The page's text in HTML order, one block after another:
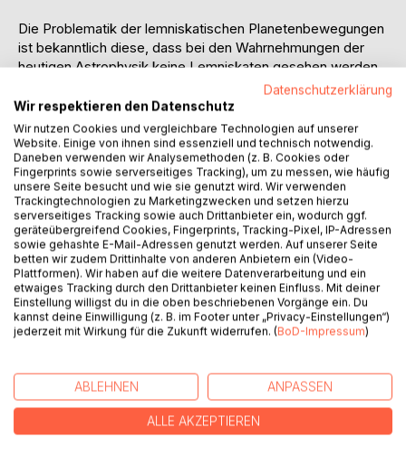
Die Problematik der lemniskatischen Planetenbewegungen
ist bekanntlich diese, dass bei den Wahrnehmungen der
heutigen Astrophysik keine Lemniskaten gesehen werden.
In diesem Buch wird ein neuer Erkenntnisschritt dargestellt,
der über die bisherigen Veröffentlichungen zu diesem
Thema hinaus geht. Hier wird gezeigt, dass diejenige
Bahnen, die die heutige Astrophysik wahrnimmt, sich
grundsätzlich auch ergeben können, wenn die Sonne und
die Erde sich in lemniskatischen Formen bewegen. Es
besteht somit bei der jährlichen Bewegung der Sonne und
der Erde kein Widerspruch zwischen den Aussagen Rudolf
Steiners zur Astronomie und den Wahrnehmungen der
heutigen Astrophysik.
Es ist für den heutigen Menschen heilend, sich die Welt und
die Weltentstehung konkret so vorstellen zu können, dass
Formen, wie die der drehenden Lemniskaten, haben.
Namentlich für den jungen Menschen, für den Unterricht in
der Schule, kann dies eine Hilfe sein, die Anthroposophie
mit den heute bekannten naturwissenschaftlichen
Datenschutzerklärung
Wir respektieren den Datenschutz
Wir nutzen Cookies und vergleichbare Technologien auf unserer
Website. Einige von ihnen sind essenziell und technisch notwendig.
Daneben verwenden wir Analysemethoden (z. B. Cookies oder
Fingerprints sowie serverseitiges Tracking), um zu messen, wie häufig
unsere Seite besucht und wie sie genutzt wird. Wir verwenden
Trackingtechnologien zu Marketingzwecken und setzen hierzu
serverseitiges Tracking sowie auch Drittanbieter ein, wodurch ggf.
geräteübergreifend Cookies, Fingerprints, Tracking-Pixel, IP-Adressen
sowie gehashte E-Mail-Adressen genutzt werden. Auf unserer Seite
betten wir zudem Drittinhalte von anderen Anbietern ein (Video-
Plattformen). Wir haben auf die weitere Datenverarbeitung und ein
etwaiges Tracking durch den Drittanbieter keinen Einfluss. Mit deiner
Einstellung willigst du in die oben beschriebenen Vorgänge ein. Du
kannst deine Einwilligung (z. B. im Footer unter „Privacy-Einstellungen“)
jederzeit mit Wirkung für die Zukunft widerrufen. (BoD-Impressum)
ABLEHNEN ANPASSEN
ALLE AKZEPTIEREN